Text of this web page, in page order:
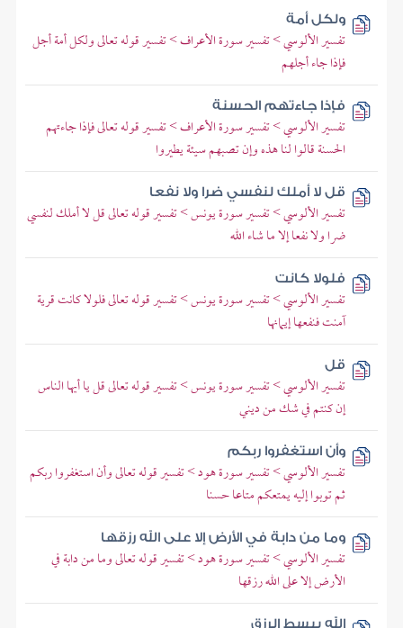
ولكل أمة
تفسير الألوسي > تفسير سورة الأعراف > تفسير قوله تعالى ولكل أمة أجل
فإذا جاء أجلهم
فإذا جاءتهم الحسنة
تفسير الألوسي > تفسير سورة الأعراف > تفسير قوله تعالى فإذا جاءتهم
الحسنة قالوا لنا هذه وإن تصبهم سيئة يطيروا
قل لا أملك لنفسي ضرا ولا نفعا
تفسير الألوسي > تفسير سورة يونس > تفسير قوله تعالى قل لا أملك لنفسي
ضرا ولا نفعا إلا ما شاء الله
فلولا كانت
تفسير الألوسي > تفسير سورة يونس > تفسير قوله تعالى فلولا كانت قرية
آمنت فنفعها إيمانها
قل
تفسير الألوسي > تفسير سورة يونس > تفسير قوله تعالى قل يا أيها الناس
إن كنتم في شك من ديني
وأن استغفروا ربكم
تفسير الألوسي > تفسير سورة هود > تفسير قوله تعالى وأن استغفروا ربكم
ثم توبوا إليه يمتعكم متاعا حسنا
وما من دابة في الأرض إلا على الله رزقها
تفسير الألوسي > تفسير سورة هود > تفسير قوله تعالى وما من دابة في
الأرض إلا على الله رزقها
الله يبسط الرزق